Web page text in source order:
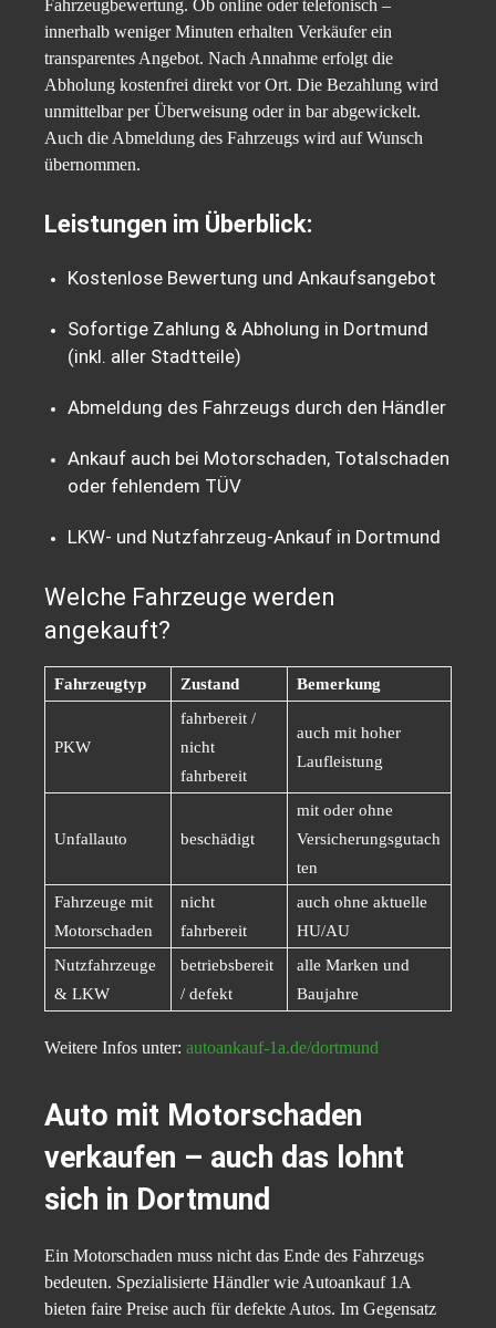
Fahrzeugbewertung. Ob online oder telefonisch –
innerhalb weniger Minuten erhalten Verkäufer ein
transparentes Angebot. Nach Annahme erfolgt die
Abholung kostenfrei direkt vor Ort. Die Bezahlung wird
unmittelbar per Überweisung oder in bar abgewickelt.
Auch die Abmeldung des Fahrzeugs wird auf Wunsch
übernommen.
Leistungen im Überblick:
Kostenlose Bewertung und Ankaufsangebot
Sofortige Zahlung & Abholung in Dortmund
(inkl. aller Stadtteile)
Abmeldung des Fahrzeugs durch den Händler
Ankauf auch bei Motorschaden, Totalschaden
oder fehlendem TÜV
LKW- und Nutzfahrzeug-Ankauf in Dortmund
Welche Fahrzeuge werden
angekauft?
Fahrzeugtyp Zustand Bemerkung
PKW
fahrbereit /
nicht
fahrbereit
auch mit hoher
Laufleistung
Unfallauto beschädigt
mit oder ohne
Versicherungsgutach
ten
Fahrzeuge mit
Motorschaden
nicht
fahrbereit
auch ohne aktuelle
HU/AU
Nutzfahrzeuge
& LKW
betriebsbereit
/ defekt
alle Marken und
Baujahre
Weitere Infos unter: autoankauf-1a.de/dortmund
Auto mit Motorschaden
verkaufen – auch das lohnt
sich in Dortmund
Ein Motorschaden muss nicht das Ende des Fahrzeugs
bedeuten. Spezialisierte Händler wie Autoankauf 1A
bieten faire Preise auch für defekte Autos. Im Gegensatz